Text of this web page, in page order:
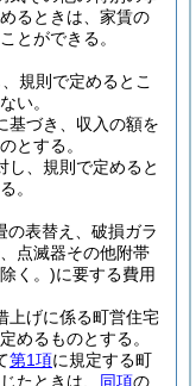
るときは、家賃の
とができる。
規則で定めるとこ
い。
基づき、収入の額を
とする。
し、規則で定めると
。
の表替え、破損ガラ
点滅器その他附帯
く。)に要する費用
上げに係る町営住宅
めるものとする。
第1項に規定する町
たときは、 同項の